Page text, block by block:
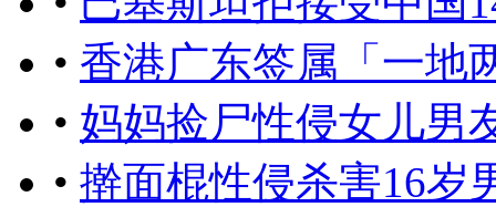
• 香港广东签属「一地
• 妈妈捡尸性侵女儿男
• 擀面棍性侵杀害16岁